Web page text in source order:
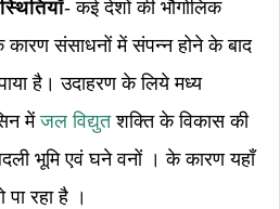
- कई देशों की भौगोलिक
कारण संसाधनों में संपन्न होने के बाद
है। उदाहरण के लिये मध्य
मेंजल विद्युतशक्ति के विकास की
भूमि एवं घने वनों । के कारण यहाँ
रहा है ।